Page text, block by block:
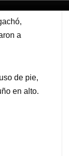
a
de pie,
en alto.